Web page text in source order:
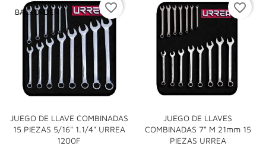
JUEGO DE LLAVE COMBINADAS
15 PIEZAS 5/16" 1.1/4" URREA
1200F
BACKORDER favorite_border
JUEGO DE LLAVES
COMBINADAS 7" M 21mm 15
PIEZAS URREA
favorite_border